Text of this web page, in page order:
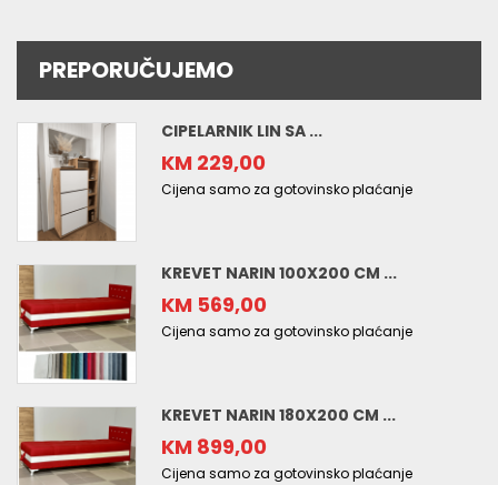
PREPORUČUJEMO
CIPELARNIK LIN SA ...
KM 229,00
Cijena samo za gotovinsko plaćanje
KREVET NARIN 100X200 CM ...
KM 569,00
Cijena samo za gotovinsko plaćanje
KREVET NARIN 180X200 CM ...
KM 899,00
Cijena samo za gotovinsko plaćanje